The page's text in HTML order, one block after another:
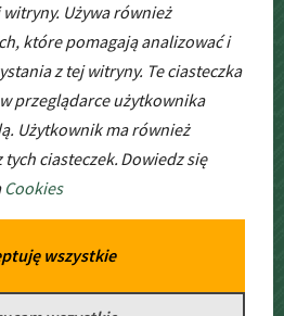
PRACY
Używa również
które pomagają analizować i
z tej witryny. Te ciasteczka
przeglądarce użytkownika
Użytkownik ma również
ciasteczek. Dowiedz się
Cookies
wszystkie